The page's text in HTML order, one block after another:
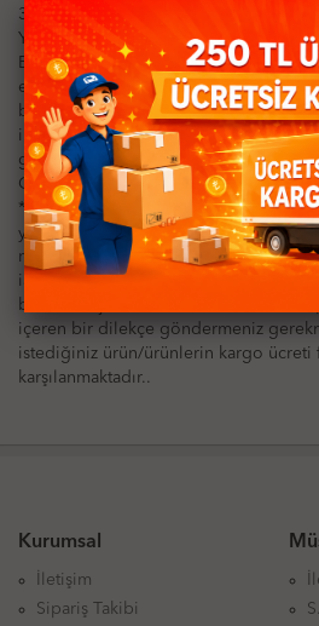
385 SAYILI VERGİ USUL KANUNU
YENİ UYGULAMA!
Eğer vergi mükellefi değilseniz,
ederken elinizde bulunan firmamıza
bölümündeki bilgileri eksiksiz olarak
imzalayarak ürün ile birlikte bize geri
gerekmektedir. Aksi takdirde iade
Genel iade şartları aşağıdaki gibidir;
* İadeler mutlak surette orjinal kutu
yapılmalıdır. * Tekrar satılabilirlik
müşteri tarafından satın
iadesi kabul edilmemektedir. * İade
birlikte orijinal fatura (sizdeki bütün
içeren bir dilekçe göndermeniz
istediğiniz ürün/ürünlerin kargo ücreti
karşılanmaktadır..
Kurumsal
İletişim
Sipariş Takibi